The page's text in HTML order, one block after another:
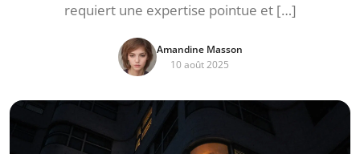
requiert une expertise pointue et […]
Amandine Masson
10 août 2025